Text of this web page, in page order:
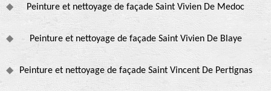
Peinture et nettoyage de façade Saint Vivien De Medoc
Peinture et nettoyage de façade Saint Vivien De Blaye
Peinture et nettoyage de façade Saint Vincent De Pertignas